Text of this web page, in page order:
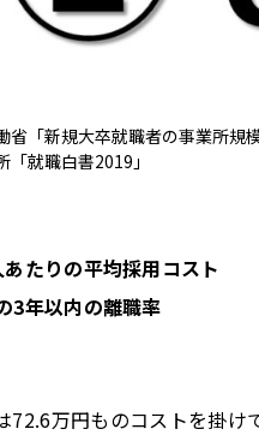
省「新規大卒就職者の事業所規
就職白書2019」
たりの平均採用コスト
3年以内の離職率
72.6万円ものコストを掛